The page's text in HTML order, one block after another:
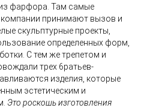
фарфора. Там самые
принимают вызов и
скульптурные проекты,
определенных форм,
С тем же трепетом и
трех 6ратьев-
изделия, которые
эстетическим и
Это роскошь изготовления